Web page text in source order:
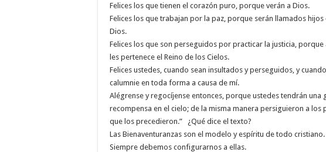
Felices los que tienen el corazón puro, porque verán a Dios.
Felices los que trabajan por la paz, porque serán llamados hijos
Dios.
Felices los que son perseguidos por practicar la justicia, porque
les pertenece el Reino de los Cielos.
Felices ustedes, cuando sean insultados y perseguidos, y
calumnie en toda forma a causa de mí.
Alégrense y regocíjense entonces, porque ustedes tendrán una
recompensa en el cielo; de la misma manera persiguieron a los
que los precedieron.” ¿Qué dice el texto?
Las Bienaventuranzas son el modelo y espíritu de todo cristiano.
Siempre debemos configurarnos a ellas.